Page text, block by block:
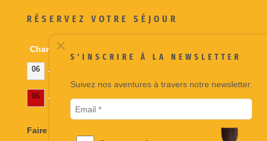
RÉSERVEZ VOTRE SÉJOUR
Chargement du calendrier...
06 - Disponible
06 - Réservé
Faire la réservation ici
S'INSCRIRE À LA NEWSLETTER
Suivez nos aventures à travers notre newsletter.